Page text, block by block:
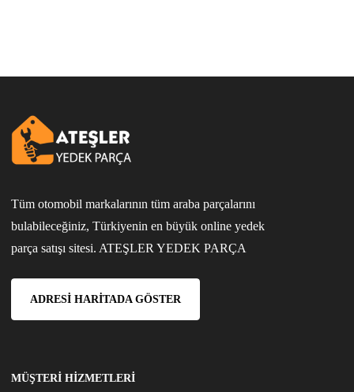
Tüm otomobil markalarının tüm araba parçalarını
bulabileceğiniz, Türkiyenin en büyük online yedek
parça satışı sitesi. ATEŞLER YEDEK PARÇA
ADRESI HARITADA GÖSTER
MÜŞTERI HIZMETLERI